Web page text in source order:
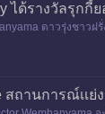
ได้รางวัลรุกกี้
ดาวรุ่งชาวฝ
สถานการณ์เเย่